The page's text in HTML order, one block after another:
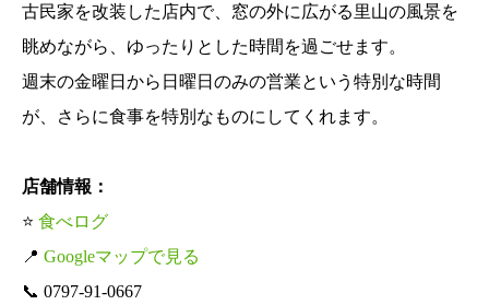
古民家を改装した店内で、窓の外に広がる里山の風景を
眺めながら、ゆったりとした時間を過ごせます。
週末の金曜日から日曜日のみの営業という特別な時間
が、さらに食事を特別なものにしてくれます。
店舗情報：
⭐ 食べログ
📍 Googleマップで見る
📞 0797-91-0667